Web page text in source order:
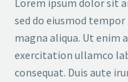
Lorem ipsum dolor sit
sed do eiusmod
magna aliqua. Ut enim
exercitation ullamco
consequat. Duis aute